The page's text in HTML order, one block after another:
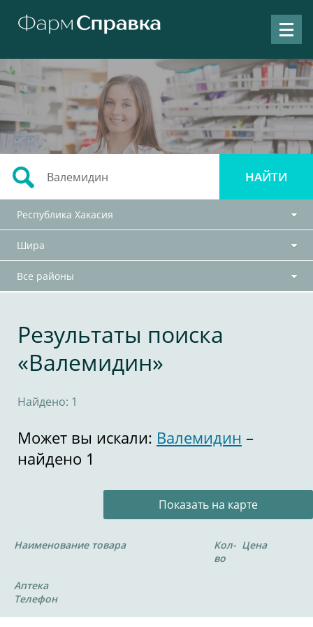
Республика Хакасия
Шира
Все районы
Результаты поиска
«Валемидин»
Найдено: 1
Может вы искали: Валемидин –
найдено 1
Показать на карте
Наименование товара
Кол-
во
Цена
Аптека
Телефон